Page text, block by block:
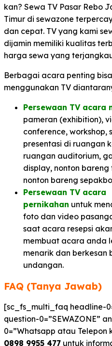
kan? Sewa TV Pasar Rebo
Timur di sewazone
dan cepat. TV yang kami
dijamin memiliki kualitas
harga sewa yang
Berbagai acara penting bisa
menggunakan TV
Persewaan TV acara
pameran (exhibition),
conference, workshop,
presentasi di ruangan
ruangan auditorium,
display, nonton
nonton bareng
Persewaan TV acara
pernikahan untuk
foto dan video
saat acara resepsi
membuat acara anda
menarik dan berkesan
undangan.
FAQ (Tanya Jawab)
[sc_fs_multi_faq headline-
question-0=”SEWAZONE”
0=”Whatsapp atau Telepon
0898 9955 477 untuk